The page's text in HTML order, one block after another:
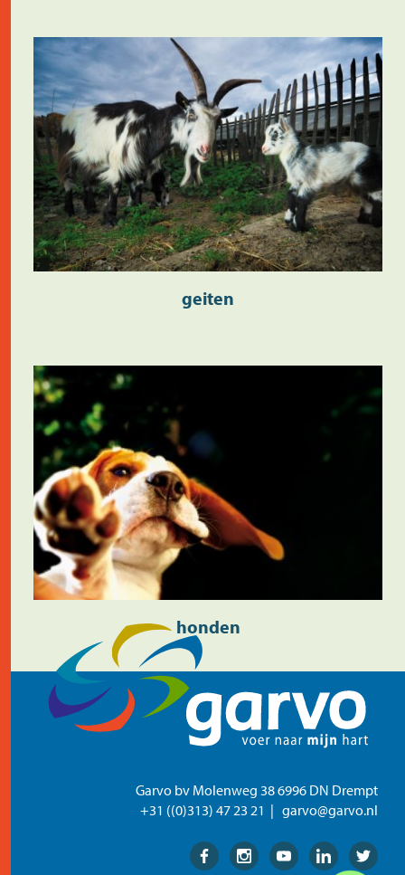
geiten
honden
Garvo bv Molenweg 38 6996 DN Drempt
+31 ((0)313) 47 23 21
garvo@garvo.nl
FacebookInstagramYoutubeLinkedinTwitter